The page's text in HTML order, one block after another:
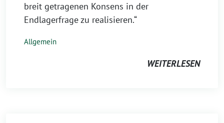
breit getragenen Konsens in der
Endlagerfrage zu realisieren.“
Allgemein
WEITERLESEN